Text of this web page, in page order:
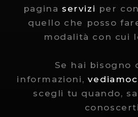
pagina servizi per
quello che posso
modalità con cui
Se hai bisogno
informazioni,
scegli tu quando,